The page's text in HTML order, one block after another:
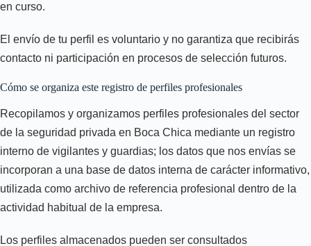
en curso.
El envío de tu perfil es voluntario y no garantiza que recibirás
contacto ni participación en procesos de selección futuros.
Cómo se organiza este registro de perfiles profesionales
Recopilamos y organizamos perfiles profesionales del sector
de la seguridad privada en Boca Chica mediante un registro
interno de vigilantes y guardias; los datos que nos envías se
incorporan a una base de datos interna de carácter informativo,
utilizada como archivo de referencia profesional dentro de la
actividad habitual de la empresa.
Los perfiles almacenados pueden ser consultados